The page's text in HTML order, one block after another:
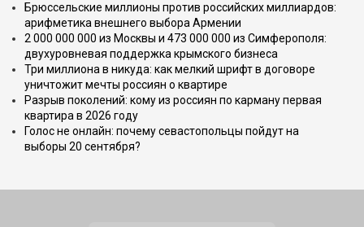
Брюссельские миллионы против российских миллиардов:
арифметика внешнего выбора Армении
2 000 000 000 из Москвы и 473 000 000 из Симферополя:
двухуровневая поддержка крымского бизнеса
Три миллиона в никуда: как мелкий шрифт в договоре
уничтожит мечты россиян о квартире
Разрыв поколений: кому из россиян по карману первая
квартира в 2026 году
Голос не онлайн: почему севастопольцы пойдут на
выборы 20 сентября?